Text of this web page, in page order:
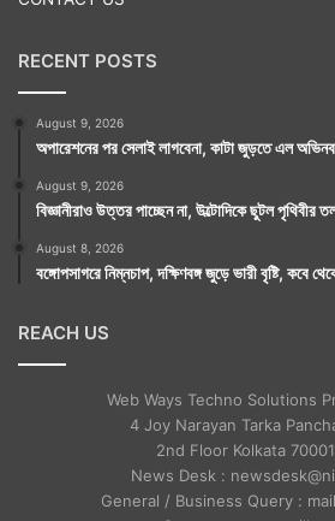
RECENT POSTS
August 9, 2026
অপারেশনের পর সেলাই লাগবেনা, কাটা জুড়তে এল
August 9, 2026
বিজ্ঞানীরাও উত্তর পাচ্ছেন না, উল্টোদিকে ছুটল পৃথিবীর
August 8, 2026
বঙ্গোপসাগরে নিম্নচাপ, দক্ষিণবঙ্গ জুড়ে ভারী বৃষ্টি, কবে
REACH US
Web Ways Techno Solutions
4 Joy Narayan Tarka
2nd Floor Kolkata
News Desk :
General / Business Query :